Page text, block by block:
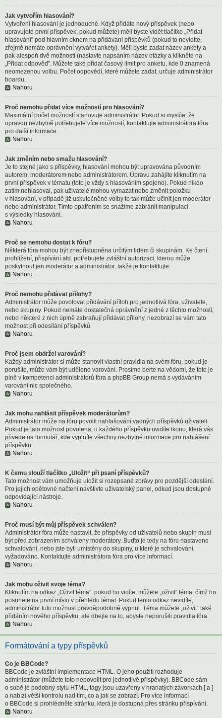
Jak vytvořím hlasování?
Vytvoření hlasování je jednoduché. Když přidáte nový příspěvek (nebo
upravujete první příspěvek, pokud můžete) měli byste vidět tlačítko „Přidat
hlasování” pod hlavním oknem na přidávání příspěvků (pokud to nevidíte,
zřejmě nemáte oprávnění vytvářet ankety). Měli byste zadat název ankety a
pak alespoň dvě možnosti (nastavte napsáním název otázky a klikněte na
„Přidat odpověď”. Můžete také přidat časový limit pro anketu, kde 0 znamená
neomezenou volbu. Počet odpovědí, které můžete zadat, určuje administrátor
boardu.
Nahoru
Proč nemohu přidat více možností pro hlasování?
Maximální počet možností stanovuje administrátor. Pokud si myslíte, že
opravdu nezbytně potřebujete více možností, kontaktujte administrátora fóra
pro další informace.
Nahoru
Jak změním nebo smažu hlasování?
Je to stejné jako s příspěvky, hlasování mohou být upravována původním
autorem, moderátorem nebo administrátorem. Úpravu zahájíte kliknutím na
první příspěvek v tématu (toto je vždy s hlasováním spojeno). Pokud nikdo
zatím nehlasoval, pak uživatelé mohou vymazat nebo změnit položku
v hlasování, v případě již uskutečněné volby to tak může učinit jen moderátor
nebo administrátor. Tímto opatřením se snažíme zabránit manipulaci
s výsledky hlasování.
Nahoru
Proč se nemohu dostat k fóru?
Některá fóra mohou být znepřístupněna určitým lidem či skupinám. Ke čtení,
prohlížení, přispívání atd. potřebujete zvláštní autorizaci, kterou může
poskytnout jen moderátor a administrátor, takže je kontaktujte.
Nahoru
Proč nemohu přidávat přílohy?
Administrátor může povolovat přidávání příloh pro jednotlivá fóra, uživatele,
nebo skupiny. Pokud nemáte dostatečná oprávnění z jedné z těchto možností,
nebo některé z nich úplně zabraňují přidávat přílohy, nezobrazí se vám tato
možnost při odesílání příspěvků.
Nahoru
Proč jsem obdržel varování?
Každý administrátor si může stanovit vlastní pravidla na svém fóru, pokud je
porušíte, může vám být uděleno varování. Prosíme berte na vědomí, že toto je
plně v kompetenci administrátorů fóra a phpBB Group nemá s vydáváním
varování nic společného.
Nahoru
Jak mohu nahlásit příspěvek moderátorům?
Administrátor může na fóru povolit nahlašování vadných příspěvků uživateli.
Pokud je tato možnost povolena, u každého příspěvku uvidíte ikonu, která vás
přivede na formulář, kde vyplníte všechny nezbytné informace pro nahlášení
příspěvku.
Nahoru
K čemu slouží tlačítko „Uložit“ při psaní příspěvků?
Tato možnost vám umožňuje uložit si rozepsané zprávy pro pozdější odeslání.
Pro jejich opětovné načtení navštivte uživatelský panel, odkud jsou dostupné
odpovídající nástroje.
Nahoru
Proč musí být můj příspěvek schválen?
Administrátor fóra může nastavit, že příspěvky od uživatelů nebo skupin musí
být před zobrazením schváleny moderátory. Buďto je tedy na fóru nastaveno
schvalování, nebo jste byli umístěny do skupiny, u které je schvalování
vyžadováno. Kontaktujte administrátora fóra pro více informací.
Nahoru
Jak mohu oživit svoje téma?
Kliknutím na odkaz „Oživit téma“, pokud ho vidíte, můžete „oživit“ téma, čímž ho
posunete na první místo v přehledu témat. Pokud tento odkaz nevidíte,
administrátor tuto možnost pravděpodobně vypnul. Téma můžete „oživit“ také
přidáním nového příspěvku, ale dbejte na to, abyste neporušili pravidla fóra.
Nahoru
Formátování a typy příspěvků
Co je BBCode?
BBCode je zvláštní implementace HTML. O jeho použití rozhoduje
administrátor (můžete toto nepovolit pro jednotlivé příspěvky). BBCode sám
o sobě je podobný stylu HTML, tagy jsou uzavřeny v hranatých závorkách [ a ]
a nabízí větší kontrolu nad tím, co a jak se zobrazí. Pro více informací
o BBCode si prohlédněte stránku, která je dostupná přes stránku přispívání.
Nahoru